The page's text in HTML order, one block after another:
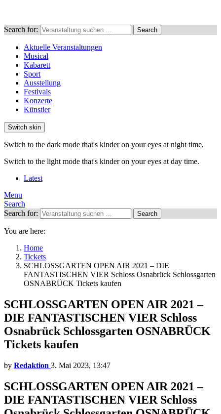
Search for: Search
Aktuelle Veranstaltungen
Musical
Kabarett
Sport
Ausstellung
Festivals
Konzerte
Künstler
Switch skin
Switch to the dark mode that's kinder on your eyes at night time.
Switch to the light mode that's kinder on your eyes at day time.
Latest
Menu
Search
Search for:
Search
You are here:
Home
Tickets
SCHLOSSGARTEN OPEN AIR 2021 – DIE
FANTASTISCHEN VIER Schloss Osnabrück Schlossgarten
OSNABRÜCK Tickets kaufen
SCHLOSSGARTEN OPEN AIR 2021 –
DIE FANTASTISCHEN VIER Schloss
Osnabrück Schlossgarten OSNABRÜCK
Tickets kaufen
by Redaktion 3. Mai 2023, 13:47
SCHLOSSGARTEN OPEN AIR 2021 –
DIE FANTASTISCHEN VIER Schloss